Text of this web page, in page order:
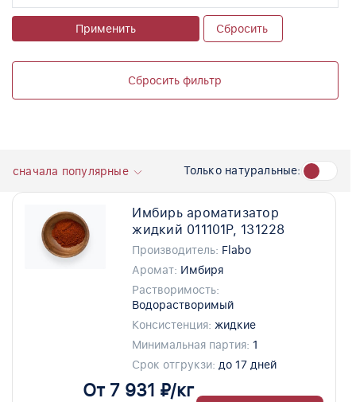
Применить Сбросить
Сбросить фильтр
сначала популярные Только натуральные:
Имбирь ароматизатор
жидкий 011101P, 131228
Производитель: Flabo
Аромат: Имбиря
Растворимость:
Водорастворимый
Консистенция: жидкие
Минимальная партия: 1
Срок отгрукзи: до 17 дней
От 7 931 ₽/кг